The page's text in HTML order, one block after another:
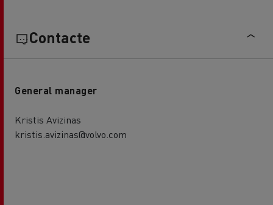
Contacte
General manager
Kristis Avizinas
kristis.avizinas@volvo.com